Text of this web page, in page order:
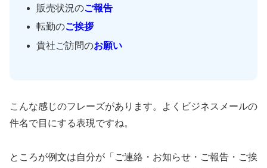
販売状況のご報告
転勤のご挨拶
貴社ご訪問のお願い
こんな感じのフレーズがあります。よくビジネスメールの
件名で目にする表現ですね。
ところが例文は自分が「ご連絡・お知らせ・ご報告・ご挨